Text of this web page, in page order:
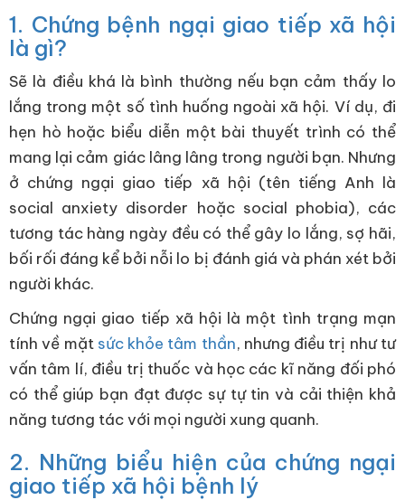
1. Chứng bệnh ngại giao tiếp xã hội
là gì?
Sẽ là điều khá là bình thường nếu bạn cảm thấy lo
lắng trong một số tình huống ngoài xã hội. Ví dụ, đi
hẹn hò hoặc biểu diễn một bài thuyết trình có thể
mang lại cảm giác lâng lâng trong người bạn. Nhưng
ở chứng ngại giao tiếp xã hội (tên tiếng Anh là
social anxiety disorder hoặc social phobia), các
tương tác hàng ngày đều có thể gây lo lắng, sợ hãi,
bối rối đáng kể bởi nỗi lo bị đánh giá và phán xét bởi
người khác.
Chứng ngại giao tiếp xã hội là một tình trạng mạn
tính về mặt sức khỏe tâm thần, nhưng điều trị như tư
vấn tâm lí, điều trị thuốc và học các kĩ năng đối phó
có thể giúp bạn đạt được sự tự tin và cải thiện khả
năng tương tác với mọi người xung quanh.
2. Những biểu hiện của chứng ngại
giao tiếp xã hội bệnh lý